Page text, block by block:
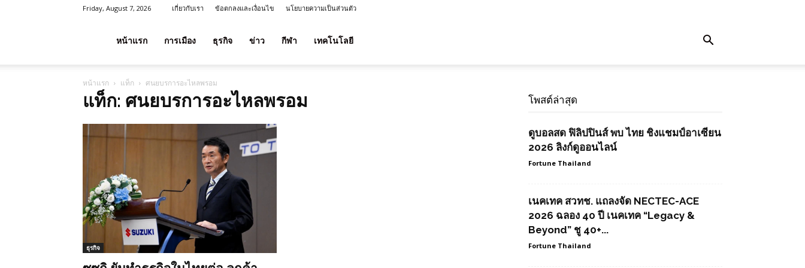
Friday, August 7, 2026 เกี่ยวกับเรา ข้อตกลงและเงื่อนไข นโยบายความเป็นส่วนตัว
ลาภ
ประเทศไทย
หน้าแรก การเมือง ธุรกิจ ข่าว กีฬา เทคโนโลยี
หน้าแรก แท็ก ศนยบรการอะไหลพรอม
แท็ก: ศนยบรการอะไหลพรอม
ธุรกิจ
โพสต์ล่าสุด
ดูบอลสด ฟิลิปปินส์ พบ ไทย ชิงแชมป์อาเซียน
2026 ลิงก์ดูออนไลน์
Fortune Thailand
เนคเทค สวทช. แถลงจัด NECTEC-ACE
2026 ฉลอง 40 ปี เนคเทค “Legacy &
Beyond” ชู 40+...
Fortune Thailand